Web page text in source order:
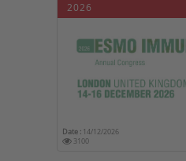
2026
Date : 14/12/2026
3100